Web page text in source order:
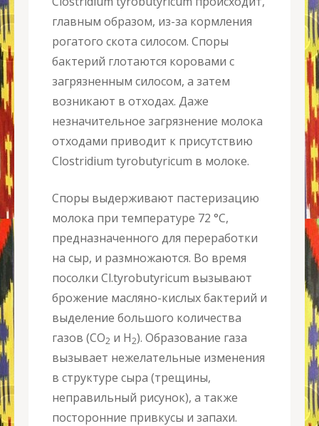
главным образом, из-за кормления
рогатого скота силосом. Споры
бактерий глотаются коровами с
загрязненным силосом, а затем
возникают в отходах. Даже
незначительное загрязнение молока
отходами приводит к присутствию
Clostridium tyrobutyricum в молоке.
Споры выдерживают пастеризацию
молока при температуре 72 °С,
предназначенного для переработки
на сыр, и размножаются. Во время
посолки Cl.tyrobutyricum вызывают
брожение масляно-кислых бактерий и
выделение большого количества
газов (CO2 и H2). Образование газа
вызывает нежелательные изменения
в структуре сыра (трещины,
неправильный рисунок), а также
посторонние привкусы и запахи.